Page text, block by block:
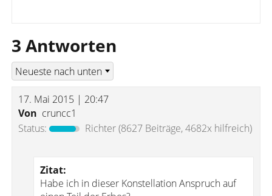
3 Antworten
17. Mai 2015 | 20:47
Von cruncc1
Status:
Richter(8627 Beiträge, 4682x hilfreich)
Zitat:
Habe ich in dieser Konstellation Anspruch auf